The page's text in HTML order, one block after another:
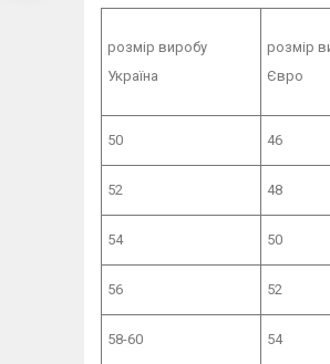
розмір виробу
Україна
розмір
Євро
50 46
52 48
54 50
56 52
58-60 54